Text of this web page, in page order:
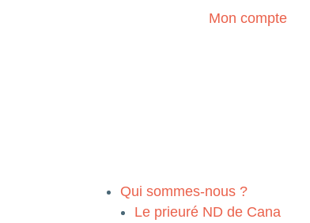
Mon compte
Qui sommes-nous ?
Le prieuré ND de Cana